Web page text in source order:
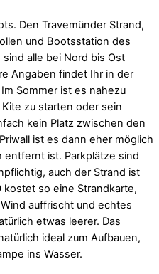
Den Travemünder Strand,
und Bootsstation des
alle bei Nord bis Ost
Angaben findet Ihr in der
Sommer ist es nahezu
zu starten oder sein
kein Platz zwischen den
ist es dann eher möglich
entfernt ist. Parkplätze sind
auch der Strand ist
so eine Strandkarte,
auffrischt und echtes
etwas leerer. Das
ideal zum Aufbauen,
ins Wasser.